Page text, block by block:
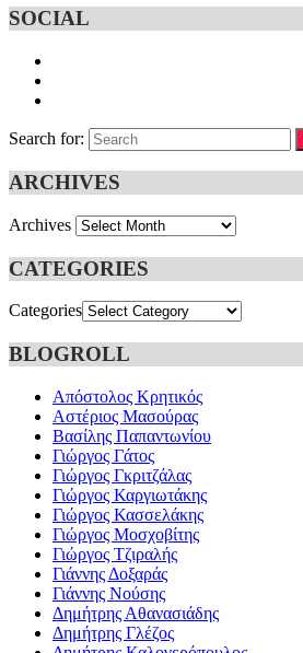
SOCIAL
Search for:
ARCHIVES
Archives
CATEGORIES
Categories
BLOGROLL
Απόστολος Κρητικός
Αστέριος Μασούρας
Βασίλης Παπαντωνίου
Γιώργος Γάτος
Γιώργος Γκριτζάλας
Γιώργος Καργιωτάκης
Γιώργος Κασσελάκης
Γιώργος Μοσχοβίτης
Γιώργος Τζιραλής
Γιάννης Δοξαράς
Γιάννης Νούσης
Δημήτρης Αθανασιάδης
Δημήτρης Γλέζος